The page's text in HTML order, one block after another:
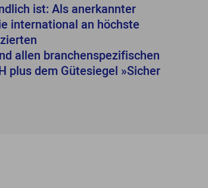
ist: Als anerkannter
international an höchste
allen branchenspezifischen
plus dem Gütesiegel »Sicher